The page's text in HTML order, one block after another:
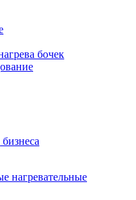
бочек
нагревательные